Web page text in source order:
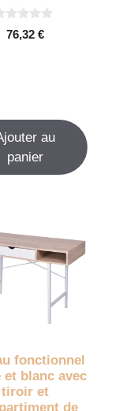
76,32 €
au
panier
fonctionnel
et blanc avec
tiroir et
de